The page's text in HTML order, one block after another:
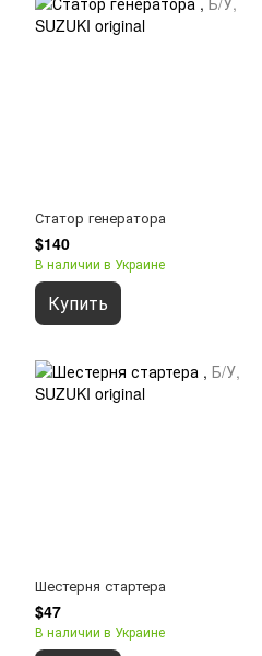
Статор генератора
$140
В наличии в Украине
Купить
Шестерня стартера
$47
В наличии в Украине